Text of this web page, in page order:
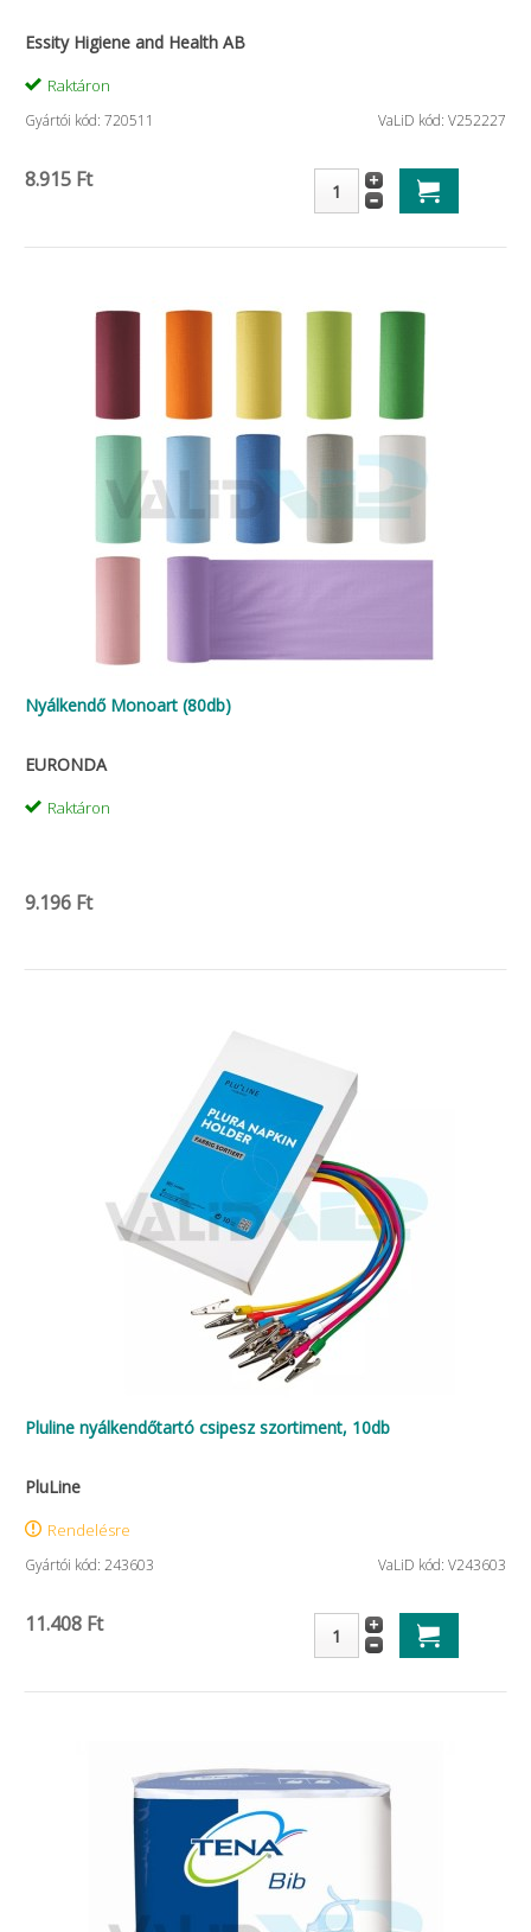
Essity Higiene and Health AB
Raktáron
Gyártói kód: 720511 VaLiD kód: V252227
8.915 Ft
Nyálkendő Monoart (80db)
EURONDA
Raktáron
9.196 Ft
Pluline nyálkendőtartó csipesz szortiment, 10db
PluLine
Rendelésre
Gyártói kód: 243603 VaLiD kód: V243603
11.408 Ft